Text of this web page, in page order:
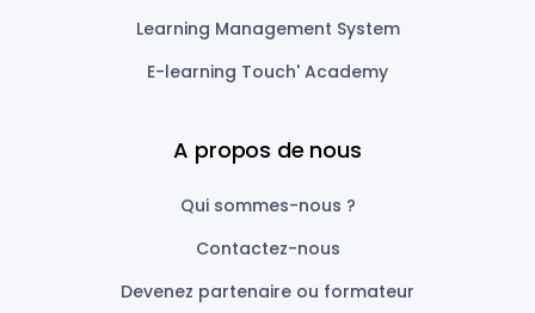
Learning Management System
E-learning Touch' Academy
A propos de nous
Qui sommes-nous ?
Contactez-nous
Devenez partenaire ou formateur